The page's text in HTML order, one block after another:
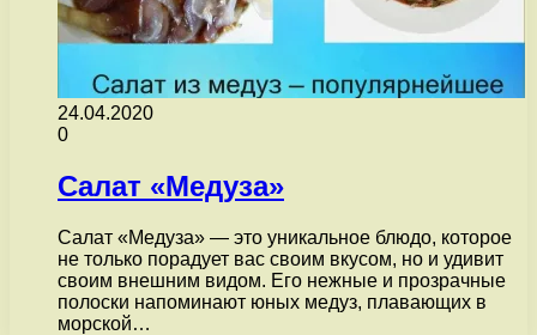
24.04.2020
0
Салат «Медуза»
Салат «Медуза» — это уникальное блюдо, которое
не только порадует вас своим вкусом, но и удивит
своим внешним видом. Его нежные и прозрачные
полоски напоминают юных медуз, плавающих в
морской…